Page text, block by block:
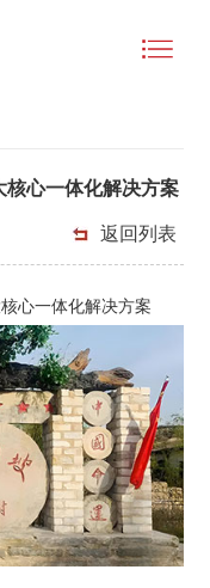
核心一体化解决方案
返回列表
心一体化解决方案